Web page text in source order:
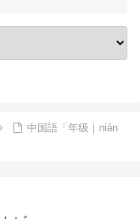
中国語「年级｜nián